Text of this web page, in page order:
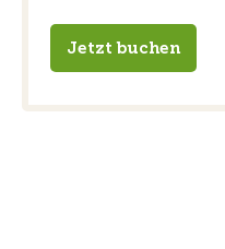
Jetzt buchen